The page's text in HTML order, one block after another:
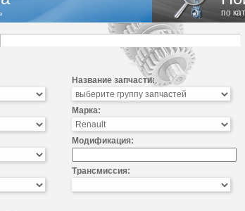
по
Название запчасти:
Марка:
Модификация:
Трансмиссия: